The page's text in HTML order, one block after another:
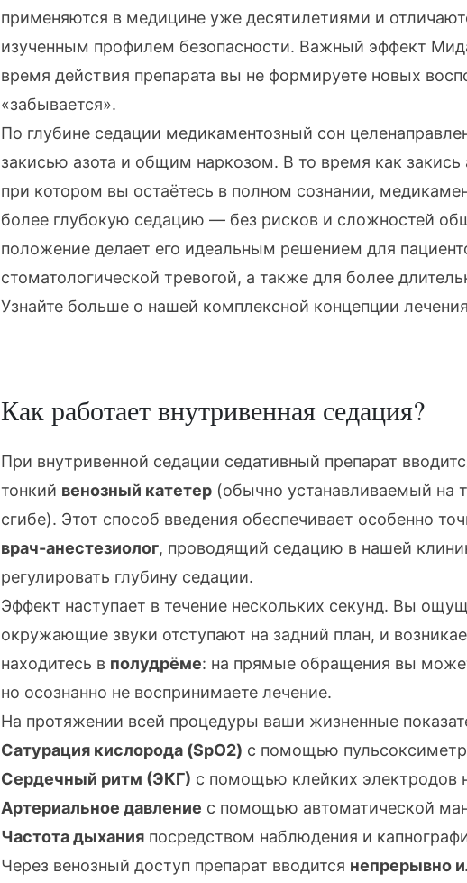
применяются в медицине уже десятилетиями и
изученным профилем безопасности. Важный эффект
время действия препарата вы не формируете новых
«забывается».
По глубине седации медикаментозный сон
закисью азота и общим наркозом. В то время как закись
при котором вы остаётесь в полном сознании,
более глубокую седацию — без рисков и сложностей
положение делает его идеальным решением для
стоматологической тревогой, а также для более
Узнайте больше о нашей комплексной концепции
Как работает внутривенная седация?
При внутривенной седации седативный препарат
тонкий венозный катетер (обычно устанавливаемый на
сгибе). Этот способ введения обеспечивает особенно
врач-анестезиолог, проводящий седацию в нашей
регулировать глубину седации.
Эффект наступает в течение нескольких секунд. Вы
окружающие звуки отступают на задний план, и
находитесь в полудрёме: на прямые обращения вы
но осознанно не воспринимаете лечение.
На протяжении всей процедуры ваши жизненные
Сатурация кислорода (SpO2) с помощью
Сердечный ритм (ЭКГ) с помощью клейких электродов
Артериальное давление с помощью автоматической
Частота дыхания посредством наблюдения и
Через венозный доступ препарат вводится непрерывно